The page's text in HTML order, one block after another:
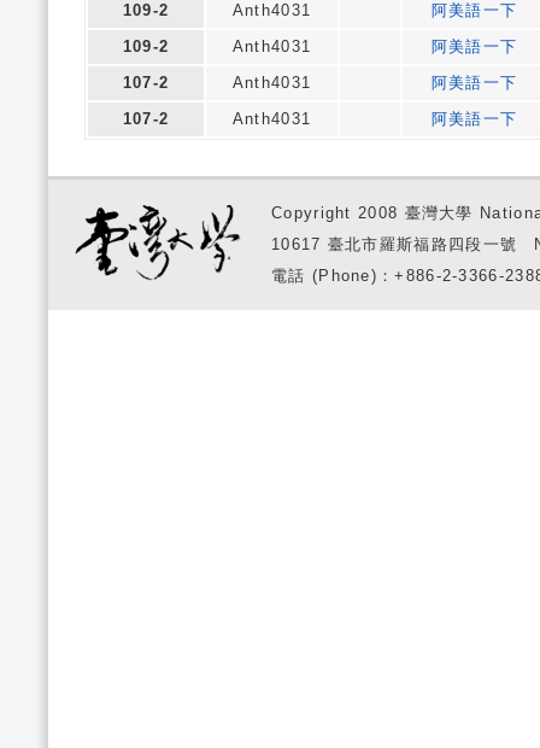
109-2
Anth4031
阿美語一下
109-2
Anth4031
阿美語一下
107-2
Anth4031
阿美語一下
107-2
Anth4031 阿美語一下
Copyright 2008 臺灣大學
10617 臺北市羅斯福路四段一
電話 (Phone)：+886-2-3366-